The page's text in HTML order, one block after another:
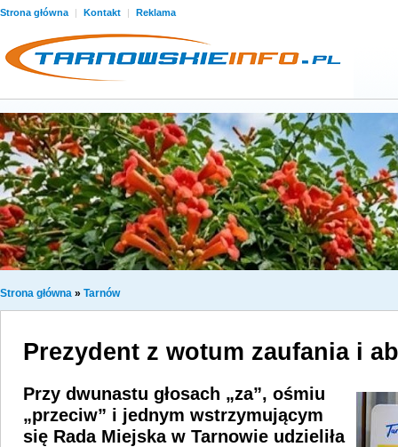
Strona główna | Kontakt | Reklama
Strona główna » Tarnów
Prezydent z wotum zaufania i
Przy dwunastu głosach „za”, ośmiu
„przeciw” i jednym wstrzymującym
się Rada Miejska w Tarnowie udzieliła